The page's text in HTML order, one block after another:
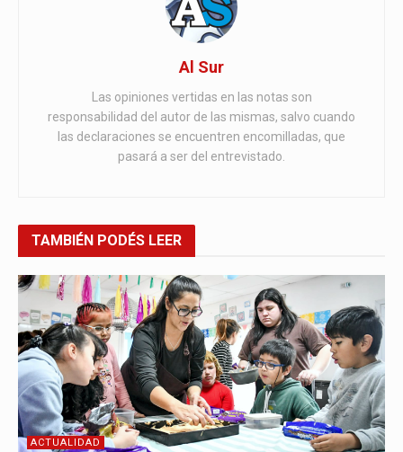
Al Sur
Las opiniones vertidas en las notas son
responsabilidad del autor de las mismas, salvo cuando
las declaraciones se encuentren encomilladas, que
pasará a ser del entrevistado.
TAMBIÉN PODÉS LEER
ACTUALIDAD